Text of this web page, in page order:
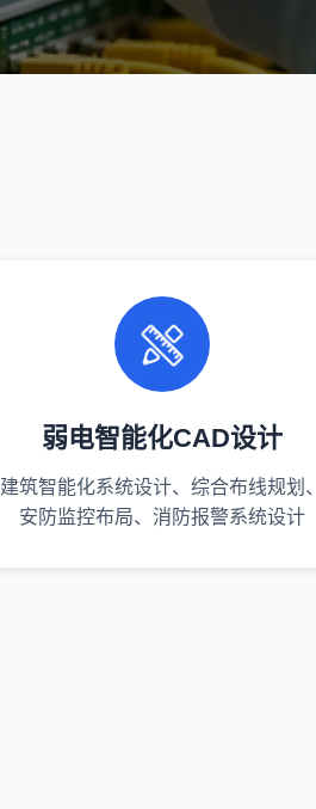
弱电智能化CAD设计
建筑智能化系统设计、综合布线规划、
安防监控布局、消防报警系统设计